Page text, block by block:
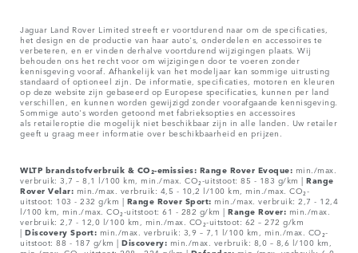
Jaguar Land Rover Limited streeft er voortdurend naar om de specificaties,
het design en de productie van haar auto's, onderdelen en accessoires te
verbeteren, en er vinden derhalve voortdurend wijzigingen plaats. Wij
behouden ons het recht voor om wijzigingen door te voeren zonder
kennisgeving vooraf. Afhankelijk van het modeljaar kan sommige uitrusting
standaard of optioneel zijn. De informatie, specificaties, motoren en kleuren
op deze website zijn gebaseerd op Europese specificaties, kunnen per land
verschillen, en kunnen worden gewijzigd zonder voorafgaande kennisgeving.
Sommige auto's worden getoond met fabrieksopties en accessoires
als retaileroptie die mogelijk niet beschikbaar zijn in alle landen. Uw retailer
geeft u graag meer informatie over beschikbaarheid en prijzen.
WLTP brandstofverbruik & CO₂-emissies: Range Rover Evoque: min./max.
verbruik: 3,7 – 8,1 l/100 km, min./max. CO₂-uitstoot: 85 - 183 g/km | Range
Rover Velar: min./max. verbruik: 4,5 - 10,2 l/100 km, min./max. CO₂-
uitstoot: 103 - 232 g/km | Range Rover Sport: min./max. verbruik: 2,7 - 12,4
l/100 km, min./max. CO₂-uitstoot: 61 - 282 g/km | Range Rover: min./max.
verbruik: 2,7 - 12,0 l/100 km, min./max. CO₂-uitstoot: 62 – 272 g/km
| Discovery Sport: min./max. verbruik: 3,9 – 7,1 l/100 km, min./max. CO₂-
uitstoot: 88 - 187 g/km | Discovery: min./max. verbruik: 8,0 – 8,6 l/100 km,